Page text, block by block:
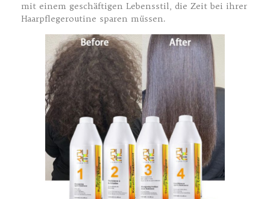
mit einem geschäftigen Lebensstil, die Zeit bei ihrer
Haarpflegeroutine sparen müssen.